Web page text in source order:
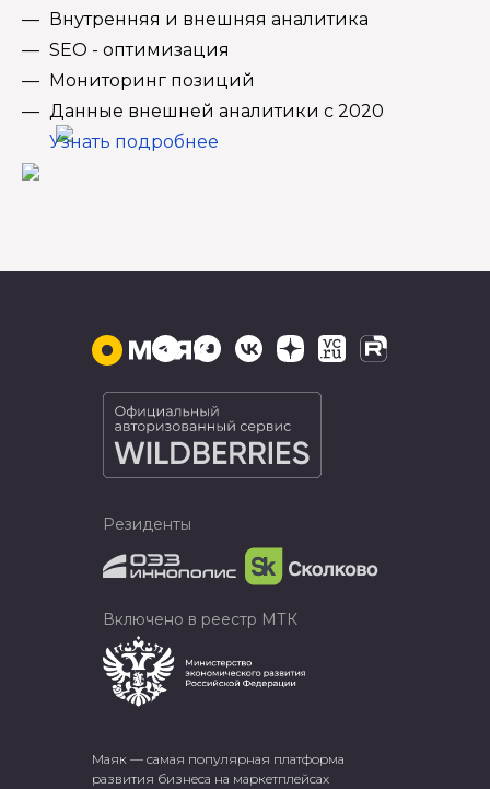
Внутренняя и внешняя аналитика
SEO - оптимизация
Мониторинг позиций
Данные внешней аналитики с 2020
Узнать подробнее
Маяк — самая популярная платформа
развития бизнеса на маркетплейсах
Резиденты
Включено в реестр МТК